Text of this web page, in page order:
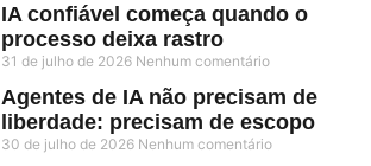
IA confiável começa quando o
processo deixa rastro
31 de julho de 2026 Nenhum comentário
Agentes de IA não precisam de
liberdade: precisam de escopo
30 de julho de 2026 Nenhum comentário